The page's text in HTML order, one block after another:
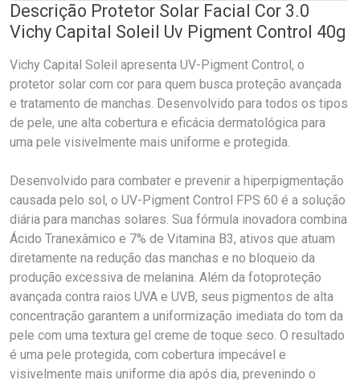
Descrição Protetor Solar Facial Cor 3.0
Vichy Capital Soleil Uv Pigment Control 40g
Vichy Capital Soleil apresenta UV-Pigment Control, o
protetor solar com cor para quem busca proteção avançada
e tratamento de manchas. Desenvolvido para todos os tipos
de pele, une alta cobertura e eficácia dermatológica para
uma pele visivelmente mais uniforme e protegida.
Desenvolvido para combater e prevenir a hiperpigmentação
causada pelo sol, o UV-Pigment Control FPS 60 é a solução
diária para manchas solares. Sua fórmula inovadora combina
Ácido Tranexâmico e 7% de Vitamina B3, ativos que atuam
diretamente na redução das manchas e no bloqueio da
produção excessiva de melanina. Além da fotoproteção
avançada contra raios UVA e UVB, seus pigmentos de alta
concentração garantem a uniformização imediata do tom da
pele com uma textura gel creme de toque seco. O resultado
é uma pele protegida, com cobertura impecável e
visivelmente mais uniforme dia após dia, prevenindo o